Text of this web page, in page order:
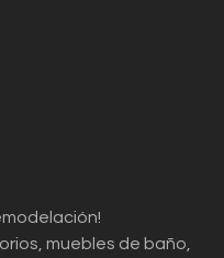
muebles de baño,